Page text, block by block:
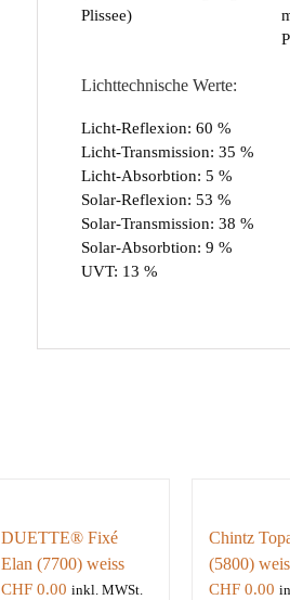
Lichttechnische Werte:
Licht-Reflexion: 60 %
Licht-Transmission: 35 %
Licht-Absorbtion: 5 %
Solar-Reflexion: 53 %
Solar-Transmission: 38 %
Solar-Absorbtion: 9 %
UVT: 13 %
DUETTE® Fixé
Elan (7700) weiss
CHF 0.00 inkl. MWSt.
Chintz
(5800)
CHF0.00